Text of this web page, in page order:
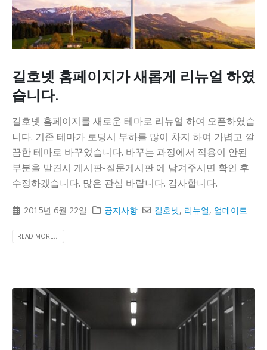
검색 노출을 높이는 웹사이트 SEO 최적화를 진행해드립니
다
길호넷 홈페이지가 새롭게 리뉴얼 하였
습니다.
길호넷 홈페이지를 새로운 테마로 리뉴얼 하여 오픈하였습
니다. 기존 테마가 로딩시 부하를 많이 차지 하여 가볍고 깔
끔한 테마로 바꾸었습니다. 바꾸는 과정에서 적용이 안된
부분을 발견시 게시판-질문게시판 에 남겨주시면 확인 후
수정하겠습니다. 많은 관심 바랍니다. 감사합니다.
2015년 6월 22일 공지사항 길호넷, 리뉴얼, 업데이트
READ MORE...